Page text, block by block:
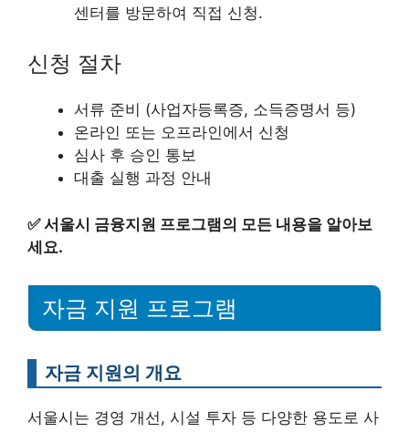
센터를 방문하여 직접 신청.
신청 절차
서류 준비 (사업자등록증, 소득증명서 등)
온라인 또는 오프라인에서 신청
심사 후 승인 통보
대출 실행 과정 안내
✅서울시 금융지원 프로그램의 모든 내용을 알아보
세요.
자금 지원 프로그램
자금 지원의 개요
서울시는 경영 개선, 시설 투자 등 다양한 용도로 사